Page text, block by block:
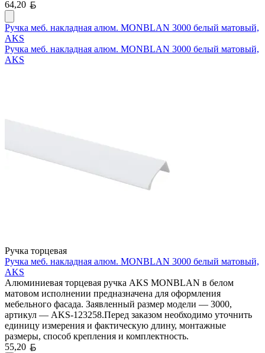
64,20
Ручка меб. накладная алюм. MONBLAN 3000 белый матовый,
AKS
Ручка меб. накладная алюм. MONBLAN 3000 белый матовый,
AKS
Ручка торцевая
Ручка меб. накладная алюм. MONBLAN 3000 белый матовый,
AKS
Алюминиевая торцевая ручка AKS MONBLAN в белом
матовом исполнении предназначена для оформления
мебельного фасада. Заявленный размер модели — 3000,
артикул — AKS-123258.Перед заказом необходимо уточнить
единицу измерения и фактическую длину, монтажные
размеры, способ крепления и комплектность.
55,20